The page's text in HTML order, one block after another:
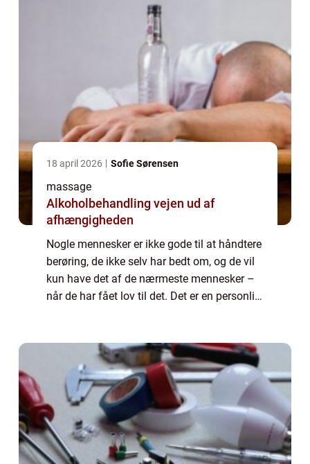
18 april 2026 Sofie Sørensen
massage
Alkoholbehandling vejen ud af
afhængigheden
Nogle mennesker er ikke gode til at håndtere
berøring, de ikke selv har bedt om, og de vil
kun have det af de nærmeste mennesker –
når de har fået lov til det. Det er en personlig